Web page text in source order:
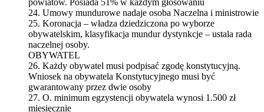
24. Umowy mundurowe nadaje osoba Naczelna i ministrowie
25. Koronacja – władza dziedziczona po wyborze
obywatelskim, klasyfikacja mundur dystynkcje – ustala rada
naczelnej osoby.
OBYWATEL
26. Każdy obywatel musi podpisać zgodę konstytucyjną.
Wniosek na obywatela Konstytucyjnego musi być
gwarantowany przez dwie osoby
27. O. minimum egzystencji obywatela wynosi 1.500 zł
miesięcznie